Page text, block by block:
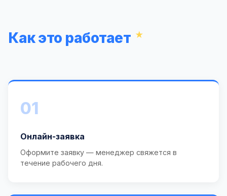
Как это работает
01
Онлайн-заявка
Оформите заявку — менеджер свяжется в
течение рабочего дня.